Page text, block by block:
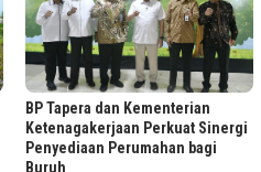
BP Tapera dan Kementerian
Ketenagakerjaan Perkuat Sinergi
Penyediaan Perumahan bagi
Buruh